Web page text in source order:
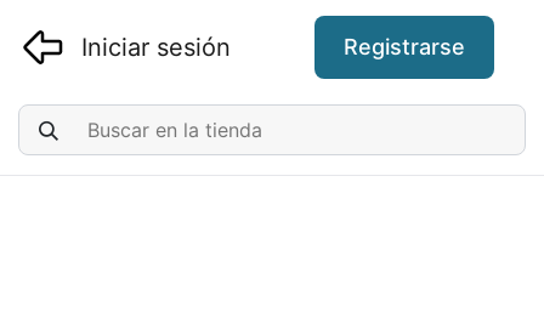
Iniciar sesión Registrarse